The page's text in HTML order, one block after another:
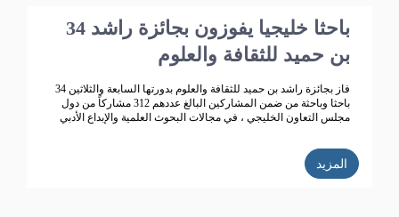
34 باحثا خليجيا يفوزون بجائزة راشد
بن حميد للثقافة والعلوم
فاز بجائزة راشد بن حميد للثقافة والعلوم بدورتها السابعة والثلاثين 34
باحثا وباحثة من ضمن المشاركين البالغ عددهم 312 مشاركاً من دول
مجلس التعاون الخليجي ، في مجالات البحوث العلمية والإبداع الأدبي
المزيد